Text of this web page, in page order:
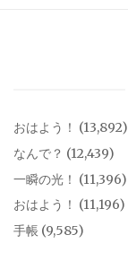
おはよう！ (13,892)
なんで？ (12,439)
一瞬の光！ (11,396)
おはよう！ (11,196)
手帳 (9,585)